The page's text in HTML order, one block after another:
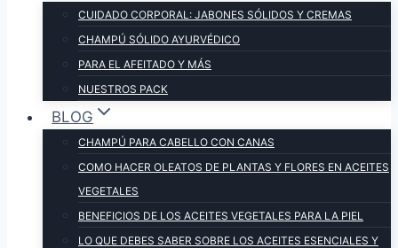
CUIDADO CORPORAL: JABONES SÓLIDOS Y CREMAS
CHAMPÚ SÓLIDO AYURVÉDICO
PARA EL AFEITADO Y MÁS
NUESTROS PACK
BLOG
CHAMPÚ PARA CABELLO CON CANAS
COMO HACER OLEATOS DE PLANTAS Y FLORES EN ACEITES
VEGETALES
BENEFICIOS DE LOS ACEITES VEGETALES PARA LA PIEL
LO QUE DEBES SABER SOBRE LOS ACEITES ESENCIALES Y